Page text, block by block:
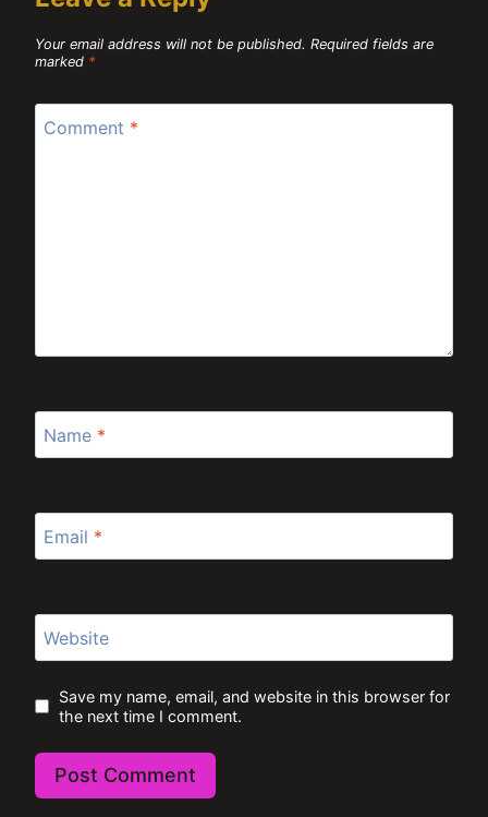
Your email address will not be published. Required fields are
marked *
Comment *
Name *
Email *
Website
Save my name, email, and website in this browser for
the next time I comment.